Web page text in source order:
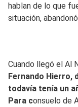
hablan de lo que
situación,
Cuando llegó el Al
Fernando Hierro,
todavía tenía un
Para consuelo de